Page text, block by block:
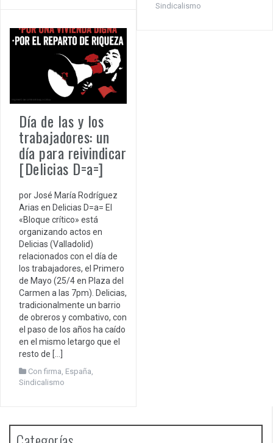
Sindicalismo
Día de las y los
trabajadores: un
día para reivindicar
[Delicias D=a=]
por José María Rodríguez
Arias en Delicias D=a= El
«Bloque crítico» está
organizando actos en
Delicias (Valladolid)
relacionados con el día de
los trabajadores, el Primero
de Mayo (25/4 en Plaza del
Carmen a las 7pm). Delicias,
tradicionalmente un barrio
de obreros y combativo, con
el paso de los años ha caído
en el mismo letargo que el
resto de […]
Con firma España
Sindicalismo